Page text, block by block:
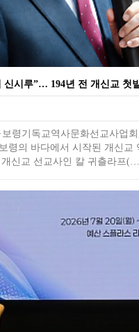
신시루”… 194년 전 개신교 첫
령기독교역사문화선교사업
령의 바다에서 시작된 개신교
개신교 선교사인 칼 귀츨라프(…